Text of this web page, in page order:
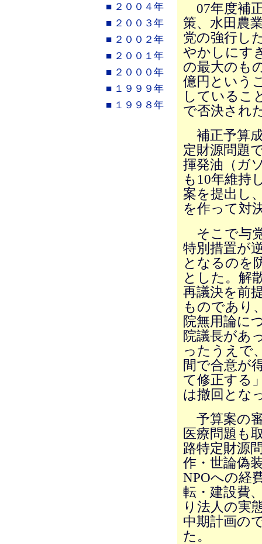
■ ２００４年
■ ２００３年
■ ２００２年
■ ２００１年
■ ２０００年
■ １９９９年
■ １９９８年
07年度補
策、水田農
党の強行し
やかしにす
の最大のも
億円という
しているこ
で否決され
補正予算
定財源問題
揮発油（ガ
も10年維持
案を提出し
を作って対
そこで与
特別措置が
となるのを
とした。解
再議決を前
ものであり
院無用論に
院議長があ
ったうえで
間で合意が
て修正する
は撤回とな
予算案の
医療問題も
路特定財源
作・世論偽
NPOへの経
転・建設費
り法人の実
中期計画の
た。